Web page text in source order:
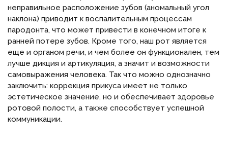
неправильное расположение зубов (аномальный угол
наклона) приводит к воспалительным процессам
пародонта, что может привести в конечном итоге к
ранней потере зубов. Кроме того, наш рот является
еще и органом речи, и чем более он функционален, тем
лучше дикция и артикуляция, а значит и возможности
самовыражения человека. Так что можно однозначно
заключить: коррекция прикуса имеет не только
эстетическое значение, но и обеспечивает здоровье
ротовой полости, а также способствует успешной
коммуникации.